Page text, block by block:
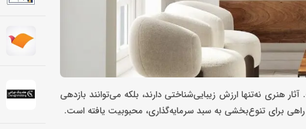
هنر در سال 2024 رشد 8 درصدی داشته است. آثار هنری نه‌تنها ارزش زیبایی‌شناختی دارند، بلکه می‌توانند بازدهی
راهی برای تنوع‌بخشی به سبد سرمایه‌گذاری، محبوبیت یافته است.